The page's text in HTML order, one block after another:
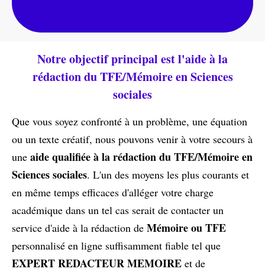
Notre objectif principal est l'aide à la
rédaction du TFE/Mémoire en Sciences
sociales
Que vous soyez confronté à un problème, une équation
ou un texte créatif, nous pouvons venir à votre secours à
une aide qualifiée à la rédaction du TFE/Mémoire en
Sciences sociales. L'un des moyens les plus courants et
en même temps efficaces d'alléger votre charge
académique dans un tel cas serait de contacter un
service d'aide à la rédaction de Mémoire ou TFE
personnalisé en ligne suffisamment fiable tel que
EXPERT REDACTEUR MEMOIRE et de